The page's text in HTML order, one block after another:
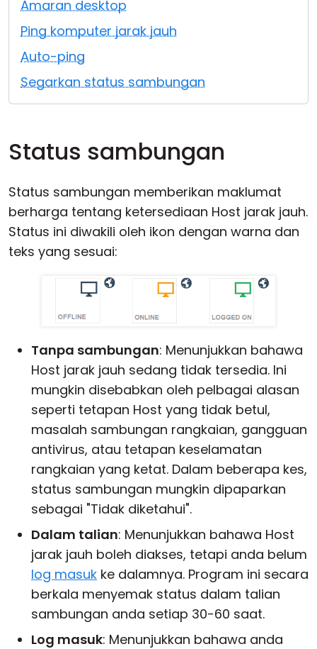
Amaran desktop
Ping komputer jarak jauh
Auto-ping
Segarkan status sambungan
Status sambungan
Status sambungan memberikan maklumat
berharga tentang ketersediaan Host jarak jauh.
Status ini diwakili oleh ikon dengan warna dan
teks yang sesuai:
Tanpa sambungan: Menunjukkan bahawa
Host jarak jauh sedang tidak tersedia. Ini
mungkin disebabkan oleh pelbagai alasan
seperti tetapan Host yang tidak betul,
masalah sambungan rangkaian, gangguan
antivirus, atau tetapan keselamatan
rangkaian yang ketat. Dalam beberapa kes,
status sambungan mungkin dipaparkan
sebagai "Tidak diketahui".
Dalam talian: Menunjukkan bahawa Host
jarak jauh boleh diakses, tetapi anda belum
log masuk ke dalamnya. Program ini secara
berkala menyemak status dalam talian
sambungan anda setiap 30-60 saat.
Log masuk: Menunjukkan bahawa anda
Awan & Di Dalam Premis